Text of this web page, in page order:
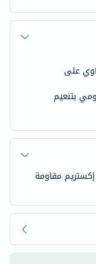
على
بتنعيم
مقاومة